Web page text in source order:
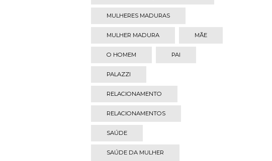
MULHERES MADURAS
MULHER MADURA MÃE
O HOMEM PAI
PALAZZI
RELACIONAMENTO
RELACIONAMENTOS
SAÚDE
SAÚDE DA MULHER